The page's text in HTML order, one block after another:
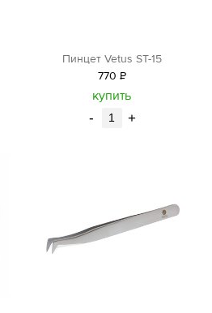
Пинцет Vetus ST-15
770 Р
уб.
купить
- +